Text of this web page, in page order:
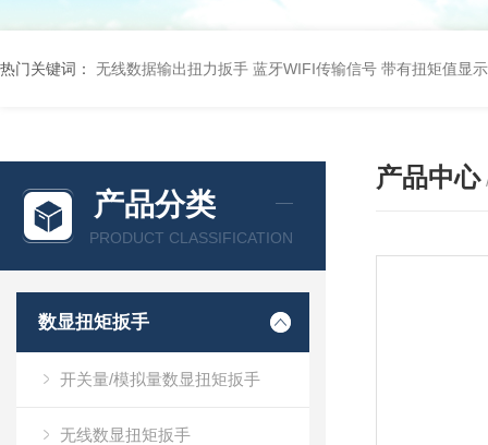
热门关键词： 无线数据输出扭力扳手 蓝牙WIFI传输信号 带有扭矩值显
产品分类
PRODUCT CLASSIFICATION
数显扭矩扳手
开关量/模拟量数显扭矩扳手
无线数显扭矩扳手
产品中心